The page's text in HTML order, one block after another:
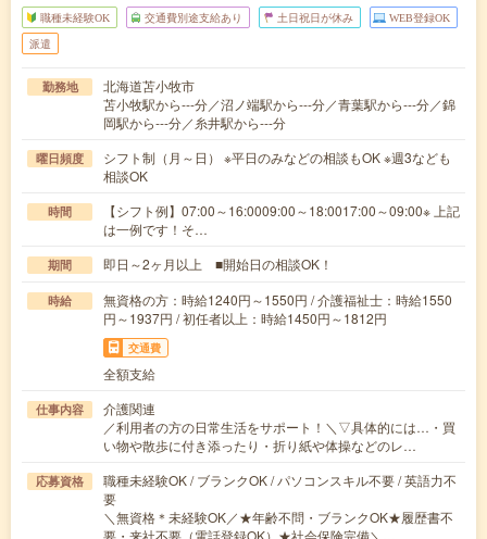
職種未経験OK 交通費別途支給あり 土日祝日が休み WEB登録OK
派遣
勤務地
北海道苫小牧市
苫小牧駅から---分／沼ノ端駅から---分／青葉駅から---分／錦
岡駅から---分／糸井駅から---分
曜日頻度
シフト制（月～日） ※平日のみなどの相談もOK ※週3なども
相談OK
時間
【シフト例】07:00～16:0009:00～18:0017:00～09:00※ 上記
は一例です！そ…
期間 即日～2ヶ月以上 ■開始日の相談OK！
時給
無資格の方：時給1240円～1550円 / 介護福祉士：時給1550
円～1937円 / 初任者以上：時給1450円～1812円
交通費
全額支給
仕事内容
介護関連
／利用者の方の日常生活をサポート！＼▽具体的には…・買
い物や散歩に付き添ったり・折り紙や体操などのレ…
応募資格
職種未経験OK / ブランクOK / パソコンスキル不要 / 英語力不
要
＼無資格＊未経験OK／★年齢不問・ブランクOK★履歴書不
要・来社不要（電話登録OK）★社会保険完備＼…